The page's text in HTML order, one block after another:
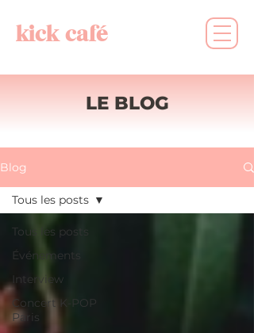
kick café
LE BLOG
Blog
Tous les posts
Événements
Interview
Concert K-POP
Paris
Tous les posts